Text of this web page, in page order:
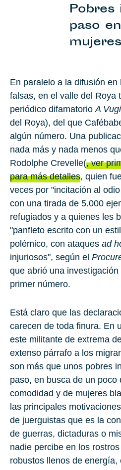
Pobres
paso
En paralelo a la difusión
falsas, en el valle del Roya
periódico difamatorioA
del Roya), del que
algún número. Una
nada más y nada menos
Rodolphe Crevelle(, ver
para más detalles, quien
veces por "incitación al
con una tirada de 5.000
refugiados y a quienes les
"panfleto escrito con un
polémico, con ataques ad
injuriosos", según el
que abrió una
primer número.
Está claro que las
carecen de toda finura. En
este militante de extrema
extenso párrafo a los
son más que unos pobres
paso, en busca de un poco
comodidad y de mujeres
las principales
de juerguistas que es la
de guerras, dictaduras o
nadie percibe en los
robustos llenos de